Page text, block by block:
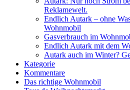
Reklamewelt.
Endlich Autark – ohne
Wohnmobil
Gasverbrauch im
Endlich Autark mit dem
Autark auch im Winter?
Kategorie
Kommentare
Das richtige Wohnmobil